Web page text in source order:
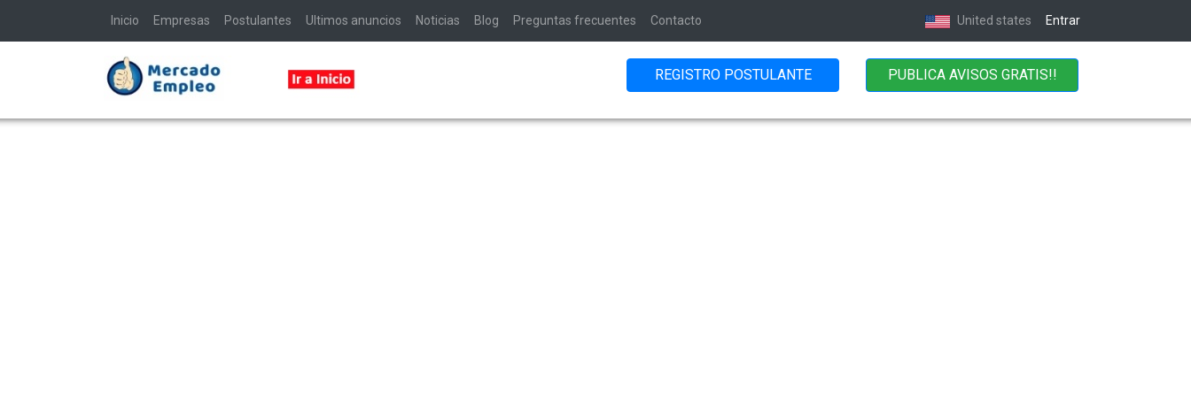
Inicio Empresas Postulantes Ultimos anuncios Noticias Blog Preguntas frecuentes Contacto United states Entrar
REGISTRO POSTULANTE PUBLICA AVISOS GRATIS!!